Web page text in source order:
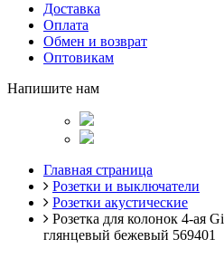
Доставка
Оплата
Обмен и возврат
Оптовикам
Напишите нам
Главная страница
Розетки и выключатели
Розетки акустические
Розетка для колонок 4-ая
глянцевый бежевый 569401